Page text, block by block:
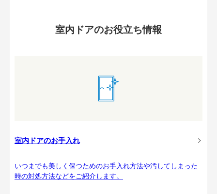
室内ドアのお役立ち情報
室内ドアのお手入れ
いつまでも美しく保つためのお手入れ方法や汚してしまった
時の対処方法などをご紹介します。